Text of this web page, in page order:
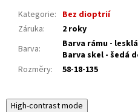
Kategorie: Bez dioptrií
Záruka:
2 roky
Barva:
Barva rámu -
Barva skel - šedá
Rozměry: 58-18-135
High-contrast mode